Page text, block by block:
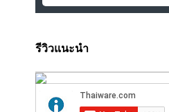
รีวิวแนะนำ